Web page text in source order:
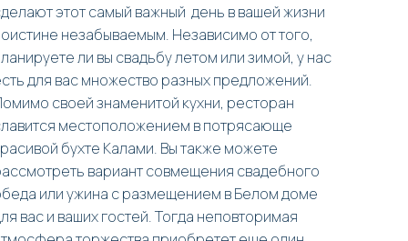
этот самый важный день в вашей жизни
незабываемым. Независимо от того,
ли вы свадьбу летом или зимой, у нас
для вас множество разных предложений.
своей знаменитой кухни, ресторан
местоположением в потрясающе
бухте Калами. Вы также можете
вариант совмещения свадебного
или ужина с размещением в Белом доме
вас и ваших гостей. Тогда неповторимая